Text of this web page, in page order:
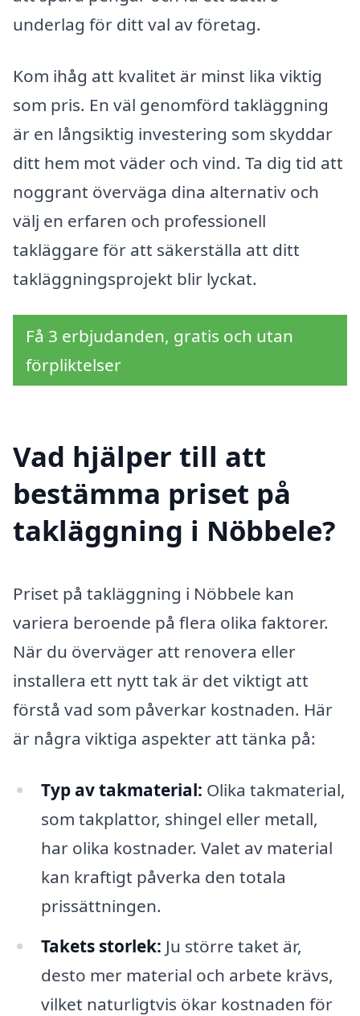
underlag för ditt val av företag.
Kom ihåg att kvalitet är minst lika viktig
som pris. En väl genomförd takläggning
är en långsiktig investering som skyddar
ditt hem mot väder och vind. Ta dig tid att
noggrant överväga dina alternativ och
välj en erfaren och professionell
takläggare för att säkerställa att ditt
takläggningsprojekt blir lyckat.
Få 3 erbjudanden, gratis och utan
förpliktelser
Vad hjälper till att
bestämma priset på
takläggning i Nöbbele?
Priset på takläggning i Nöbbele kan
variera beroende på flera olika faktorer.
När du överväger att renovera eller
installera ett nytt tak är det viktigt att
förstå vad som påverkar kostnaden. Här
är några viktiga aspekter att tänka på:
Typ av takmaterial: Olika takmaterial,
som takplattor, shingel eller metall,
har olika kostnader. Valet av material
kan kraftigt påverka den totala
prissättningen.
Takets storlek: Ju större taket är,
desto mer material och arbete krävs,
vilket naturligtvis ökar kostnaden för